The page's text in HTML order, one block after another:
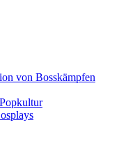
von Bosskämpfen